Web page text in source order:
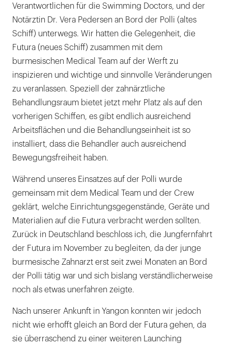
Verantwortlichen für die Swimming Doctors, und der
Notärztin Dr. Vera Pedersen an Bord der Polli (altes
Schiff) unterwegs. Wir hatten die Gelegenheit, die
Futura (neues Schiff) zusammen mit dem
burmesischen Medical Team auf der Werft zu
inspizieren und wichtige und sinnvolle Veränderungen
zu veranlassen. Speziell der zahnärztliche
Behandlungsraum bietet jetzt mehr Platz als auf den
vorherigen Schiffen, es gibt endlich ausreichend
Arbeitsflächen und die Behandlungseinheit ist so
installiert, dass die Behandler auch ausreichend
Bewegungsfreiheit haben.
Während unseres Einsatzes auf der Polli wurde
gemeinsam mit dem Medical Team und der Crew
geklärt, welche Einrichtungsgegenstände, Geräte und
Materialien auf die Futura verbracht werden sollten.
Zurück in Deutschland beschloss ich, die Jungfernfahrt
der Futura im November zu begleiten, da der junge
burmesische Zahnarzt erst seit zwei Monaten an Bord
der Polli tätig war und sich bislang verständlicherweise
noch als etwas unerfahren zeigte.
Nach unserer Ankunft in Yangon konnten wir jedoch
nicht wie erhofft gleich an Bord der Futura gehen, da
sie überraschend zu einer weiteren Launching